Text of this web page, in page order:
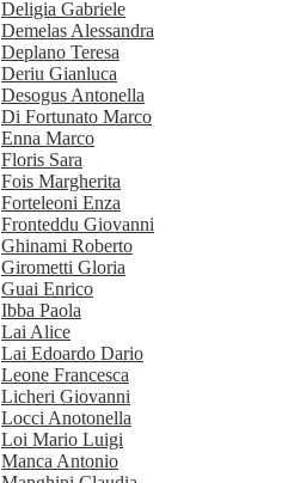
Deligia Gabriele
Demelas Alessandra
Deplano Teresa
Deriu Gianluca
Desogus Antonella
Di Fortunato Marco
Enna Marco
Floris Sara
Fois Margherita
Forteleoni Enza
Fronteddu Giovanni
Ghinami Roberto
Girometti Gloria
Guai Enrico
Ibba Paola
Lai Alice
Lai Edoardo Dario
Leone Francesca
Licheri Giovanni
Locci Anotonella
Loi Mario Luigi
Manca Antonio